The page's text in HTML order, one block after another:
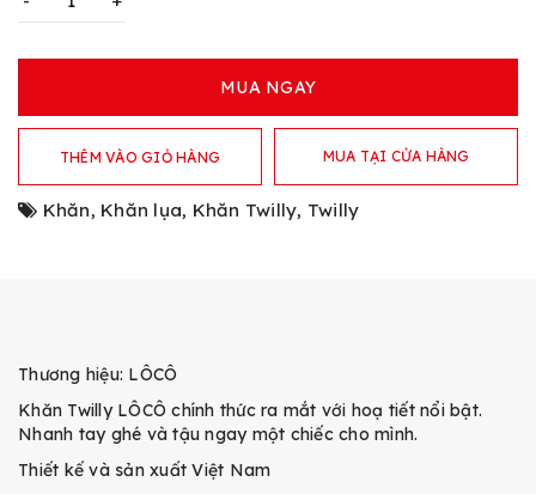
MUA NGAY
THÊM VÀO GIỎ HÀNG MUA TẠI CỬA HÀNG
Khăn, Khăn lụa, Khăn Twilly, Twilly
Thương hiệu: LÔCÔ
Khăn Twilly LÔCÔ chính thức ra mắt với hoạ tiết nổi bật.
Nhanh tay ghé và tậu ngay một chiếc cho mình.
Thiết kế và sản xuất Việt Nam